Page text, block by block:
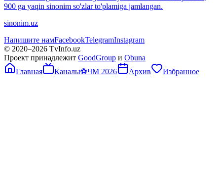
900 ga yaqin sinonim so'zlar to'plamiga jamlangan.
sinonim.uz
Напишите намFacebookTelegramInstagram
© 2020–2026 TvInfo.uz
Проект принадлежит GoodGroup и Obuna
Главная
Каналы⚽ЧМ 2026 Архив Избранное